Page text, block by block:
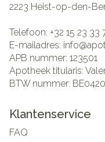
2223 Heist-op-den-
Telefoon: +32 15 23 33
E-mailadres: info@
APB nummer: 123501
Apotheek titularis:
BTW nummer:
Klantenservice
FAQ